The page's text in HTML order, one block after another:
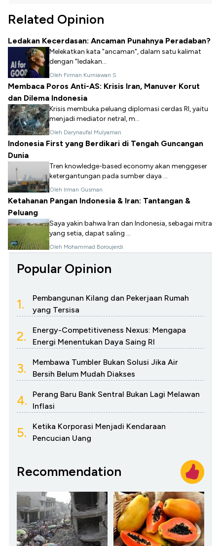
Related Opinion
Ledakan Kecerdasan: Ancaman Punahnya Peradaban?
Melekatkan kata "ancaman", dalam satu kalimat
dengan "ledakan...
Oleh Firman Kurniawan S
Membaca Poros Anti-AS: Krisis Iran, Manuver Korut
dan Dilema Indonesia
Krisis membuka peluang diplomasi cerdas RI, yaitu
menjadi mediator netral, m...
Oleh Darynaufal Mulyaman
Indonesia First yang Berdikari di Tengah Guncangan
Dunia
Tren knowledge-based economy akan menggeser
ketergantungan pada sumber daya ...
Oleh Irman Gusman
Ketahanan Pangan Indonesia & Iran: Tantangan &
Peluang
Saya yakin bahwa Iran dan Indonesia, sebagai mitra
yang setia, dapat saling ...
Oleh Mohammad Boroujerdi
Popular Opinion
1.
Pembangunan Kilang dan Pekerjaan Rumah
yang Tersisa
2.
Energy-Competitiveness Nexus: Mengapa
Energi Menentukan Daya Saing RI
3.
Membawa Tumbler Bukan Solusi Jika Air
Bersih Belum Mudah Diakses
4.
Perang Baru Bank Sentral Bukan Lagi Melawan
Inflasi
5.
Ketika Korporasi Menjadi Kendaraan
Pencucian Uang
Recommendation